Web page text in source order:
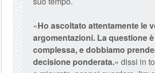
«Ho ascoltato attentamente le
argomentazioni. La questione è
complessa, e dobbiamo
decisione ponderata.» dissi in